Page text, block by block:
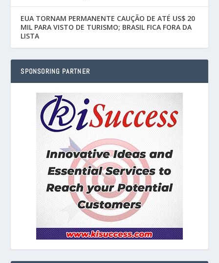
EUA TORNAM PERMANENTE CAUÇÃO DE ATÉ US$ 20
MIL PARA VISTO DE TURISMO; BRASIL FICA FORA DA
LISTA
SPONSORING PARTNER